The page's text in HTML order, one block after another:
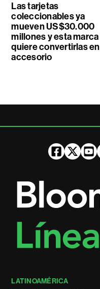
Las tarjetas
coleccionables ya
mueven US$30.000
millones y esta marca
quiere convertirlas en
accesorio
LATINOAMÉRICA